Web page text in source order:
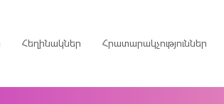
Հեղինակներ Հրատարակչություններ